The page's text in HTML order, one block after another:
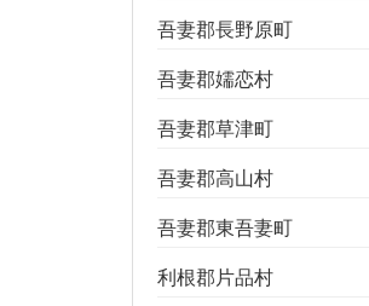
吾妻郡長野原町
吾妻郡嬬恋村
吾妻郡草津町
吾妻郡高山村
吾妻郡東吾妻町
利根郡片品村